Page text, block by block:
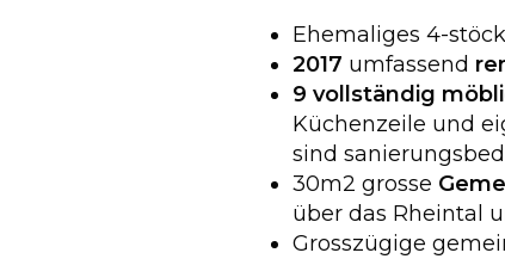
Ehemaliges 4-
2017 umfassend
9 vollständig
Küchenzeile und
sind
30m2 grosse
über das Rheintal
Grosszügige